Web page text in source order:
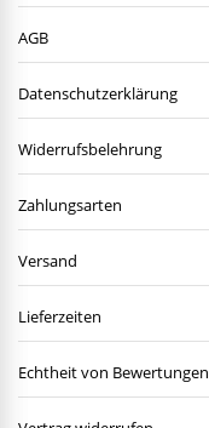
AGB
Datenschutzerklärung
Widerrufsbelehrung
Zahlungsarten
Versand
Lieferzeiten
Echtheit von Bewertungen